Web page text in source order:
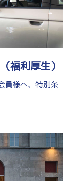
福利厚生）
員様へ、特別条